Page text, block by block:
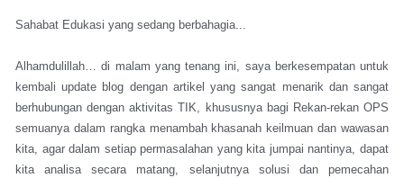
Sahabat Edukasi yang sedang berbahagia...
Alhamdulillah… di malam yang tenang ini, saya berkesempatan untuk
kembali update blog dengan artikel yang sangat menarik dan sangat
berhubungan dengan aktivitas TIK, khususnya bagi Rekan-rekan OPS
semuanya dalam rangka menambah khasanah keilmuan dan wawasan
kita, agar dalam setiap permasalahan yang kita jumpai nantinya, dapat
kita analisa secara matang, selanjutnya solusi dan pemecahan